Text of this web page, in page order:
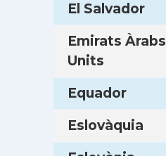
El Salvador
Emirats Àrabs
Units
Equador
Eslovàquia